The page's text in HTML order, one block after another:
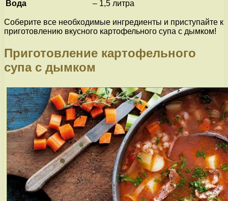
Вода
– 1,5 литра
Соберите все необходимые ингредиенты и приступайте к
приготовлению вкусного картофельного супа с дымком!
Приготовление картофельного
супа с дымком